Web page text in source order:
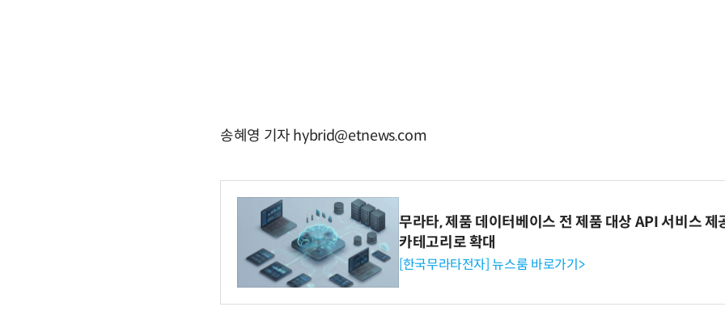
송혜영 기자 hybrid@etnews.com
무라타, 제품 데이터베이스 전 제품 대상 API 서비스
카테고리로 확대
[한국무라타전자] 뉴스룸 바로가기>